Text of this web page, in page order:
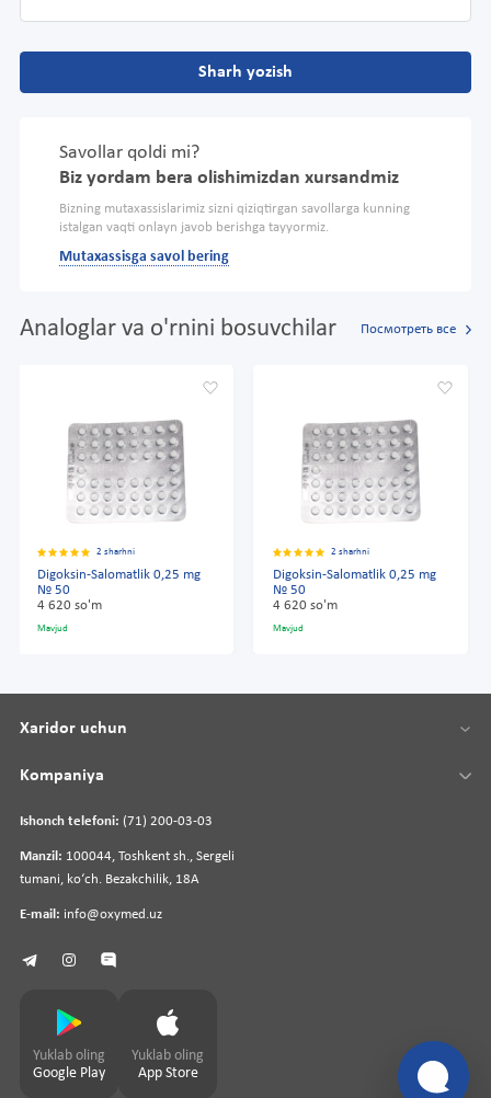
Sharh yozish
Savollar qoldi mi?
Biz yordam bera olishimizdan xursandmiz
Bizning mutaxassislarimiz sizni qiziqtirgan savollarga kunning
istalgan vaqti onlayn javob berishga tayyormiz.
Mutaxassisga savol bering
Analoglar va o'rnini bosuvchilar Посмотреть все
2 sharhni
Digoksin-Salomatlik 0,25 mg
№ 50
4 620 so'm
Mavjud
2 sharhni
Digoksin-Salomatlik 0,25 mg
№ 50
4 620 so'm
Mavjud
Ishonch telefoni: (71) 200-03-03
Manzil: 100044, Toshkent sh., Sergeli
tumani, koʻch. Bezakchilik, 18A
E-mail: info@oxymed.uz
Xaridor uchun
Kompaniya
Yuklab oling
Google Play
Yuklab oling
App Store